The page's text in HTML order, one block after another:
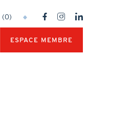
(0)
SOCIAL
NETWORKS
ESPACE MEMBRE